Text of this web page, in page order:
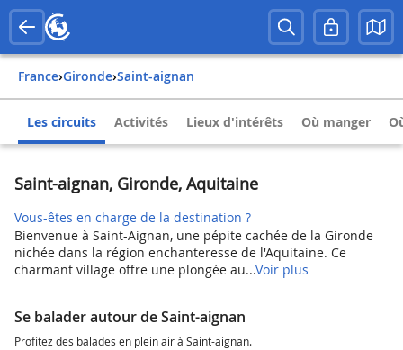
France› Gironde› Saint-aignan
Les circuits Activités Lieux d'intérêts Où manger
Saint-aignan, Gironde, Aquitaine
Vous-êtes en charge de la destination ?
Bienvenue à Saint-Aignan, une pépite cachée de la Gironde
nichée dans la région enchanteresse de l'Aquitaine. Ce
charmant village offre une plongée au...Voir plus
Se balader autour de Saint-aignan
Profitez des balades en plein air à Saint-aignan.